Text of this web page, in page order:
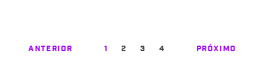
ANTERIOR 1 2 3 4 PRÓXIMO